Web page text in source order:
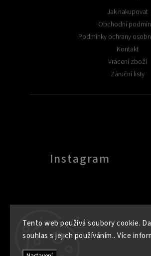
Tento web používá soubory cookie.
souhlas s jejich používáním.. Více
Jak nakupovat
Obchodní
Podmínky ochrany
Kontakt
Vrácení zboží
Záruční listy
Instagram